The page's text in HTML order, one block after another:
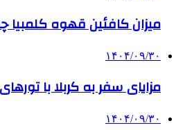
میزان کافئین قهوه کلمبیا
۱۴۰۴/۰۹/۳۰
مزایای سفر به کربلا با
۱۴۰۴/۰۹/۳۰